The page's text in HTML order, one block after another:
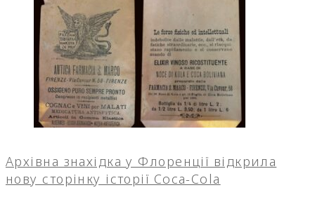
Архівна знахідка у Флоренції відкрила
нову сторінку історії Coca-Cola